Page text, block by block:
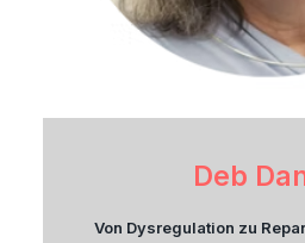
Deb
Von Dysregulation zu